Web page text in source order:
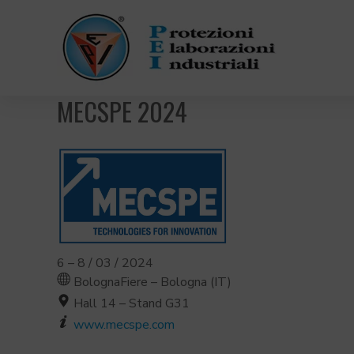
MECSPE 2024
6 – 8 / 03 / 2024
BolognaFiere – Bologna (IT)
Hall 14 – Stand G31
www.mecspe.com